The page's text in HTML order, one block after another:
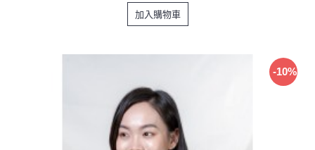
加入購物車
-10%